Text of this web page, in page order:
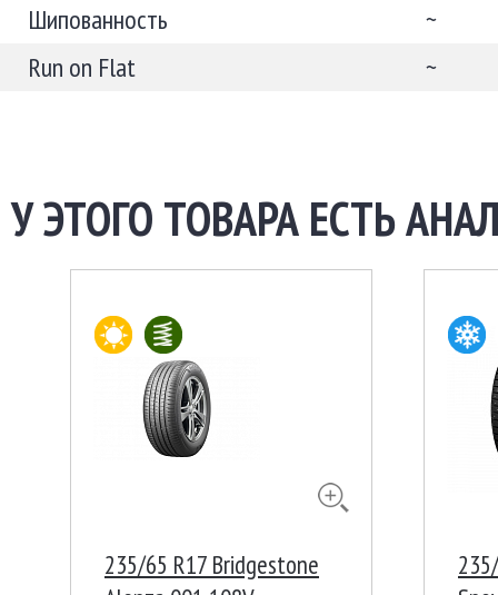
Шипованность
~
Run on Flat
~
У ЭТОГО ТОВАРА ЕСТЬ
235/65 R17 Bridgestone